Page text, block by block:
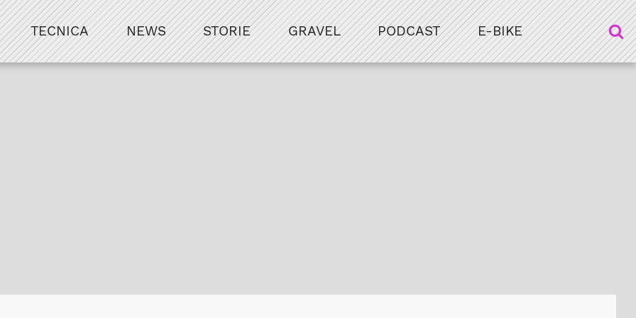
TECNICA NEWS STORIE GRAVEL PODCAST E-BIKE